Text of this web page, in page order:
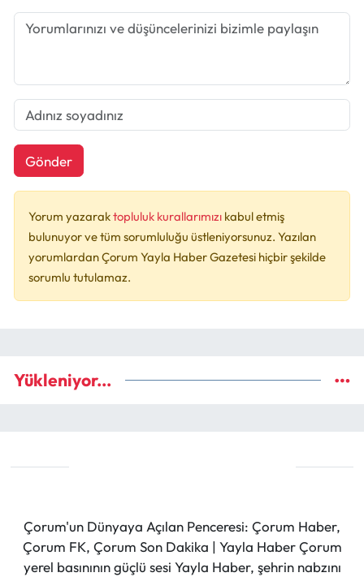
Gönder
Yorum yazaraktopluluk kurallarımızı kabul etmiş
bulunuyor ve tüm sorumluluğu üstleniyorsunuz. Yazılan
yorumlardan Çorum Yayla Haber Gazetesi hiçbir şekilde
sorumlu tutulamaz.
Yükleniyor...
Çorum'un Dünyaya Açılan Penceresi: Çorum Haber,
Çorum FK, Çorum Son Dakika | Yayla Haber Çorum
yerel basınının güçlü sesi Yayla Haber, şehrin nabzını